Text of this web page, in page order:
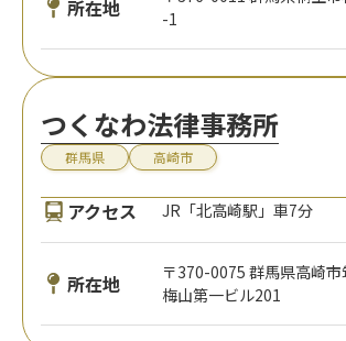
所在地
-1
つくなわ法律事務所
群馬県 高崎市
アクセス JR「北高崎駅」車7分
所在地
〒370-0075 群馬県高崎
梅山第一ビル201